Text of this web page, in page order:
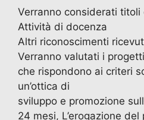
Verranno considerati titoli
Attività di docenza
Altri riconoscimenti
Verranno valutati i
che rispondono ai criteri
un’ottica di
sviluppo e promozione
24 mesi, L’erogazione